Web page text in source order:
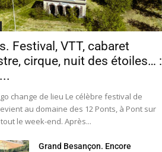
Festival, VTT, cabaret
cirque, nuit des étoiles… :
change de lieu Le célèbre festival de
au domaine des 12 Ponts, à Pont sur
tout le week-end. Après...
Grand Besançon. Encore